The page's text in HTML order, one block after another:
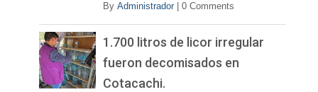
By Administrador 0 Comments
1.700 litros de licor irregular
fueron decomisados en
Cotacachi.